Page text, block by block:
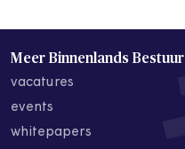
Meer Binnenlands Bestuur
vacatures
events
whitepapers